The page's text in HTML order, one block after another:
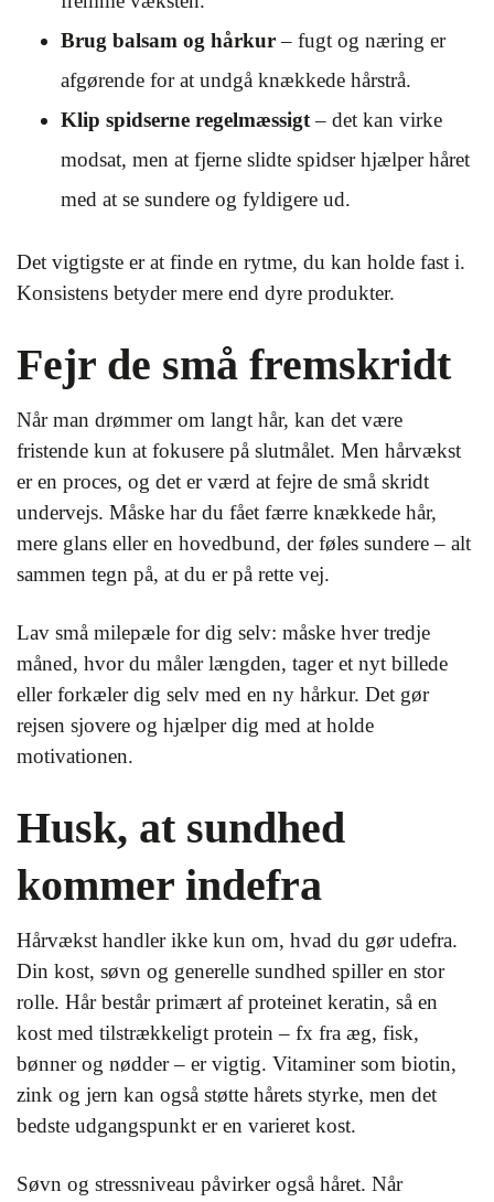
Brug balsam og hårkur– fugt og næring er
afgørende for at undgå knækkede hårstrå.
Klip spidserne regelmæssigt– det kan virke
modsat, men at fjerne slidte spidser hjælper håret
med at se sundere og fyldigere ud.
Det vigtigste er at finde en rytme, du kan holde fast i.
Konsistens betyder mere end dyre produkter.
Fejr de små fremskridt
Når man drømmer om langt hår, kan det være
fristende kun at fokusere på slutmålet. Men hårvækst
er en proces, og det er værd at fejre de små skridt
undervejs. Måske har du fået færre knækkede hår,
mere glans eller en hovedbund, der føles sundere – alt
sammen tegn på, at du er på rette vej.
Lav små milepæle for dig selv: måske hver tredje
måned, hvor du måler længden, tager et nyt billede
eller forkæler dig selv med en ny hårkur. Det gør
rejsen sjovere og hjælper dig med at holde
motivationen.
Husk, at sundhed
kommer indefra
Hårvækst handler ikke kun om, hvad du gør udefra.
Din kost, søvn og generelle sundhed spiller en stor
rolle. Hår består primært af proteinet keratin, så en
kost med tilstrækkeligt protein – fx fra æg, fisk,
bønner og nødder – er vigtig. Vitaminer som biotin,
zink og jern kan også støtte hårets styrke, men det
bedste udgangspunkt er en varieret kost.
Søvn og stressniveau påvirker også håret. Når